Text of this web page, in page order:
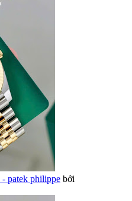
patek philippe bởi